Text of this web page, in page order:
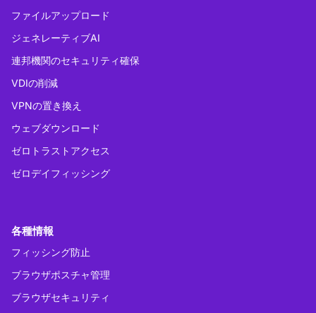
ファイルアップロード
ジェネレーティブAI
連邦機関のセキュリティ確保
VDIの削減
VPNの置き換え
ウェブダウンロード
ゼロトラストアクセス
ゼロデイフィッシング
各種情報
フィッシング防止
ブラウザポスチャ管理
ブラウザセキュリティ